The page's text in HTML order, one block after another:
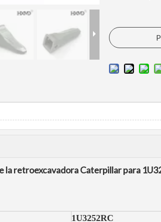
la retroexcavadora Caterpillar para
1U3252RC